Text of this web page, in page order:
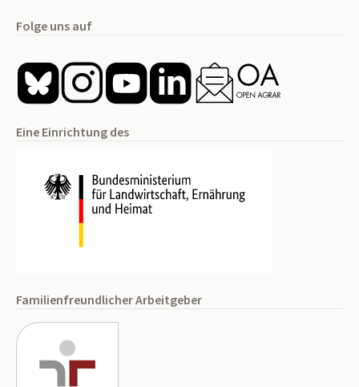
Folge uns auf
Eine Einrichtung des
Familienfreundlicher Arbeitgeber